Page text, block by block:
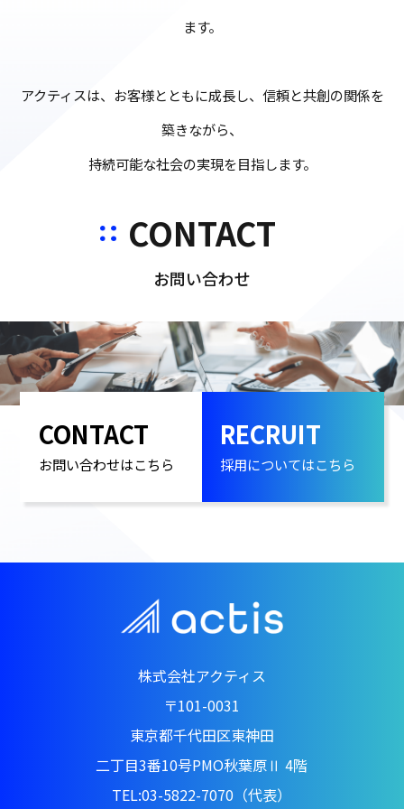
ます。
アクティスは、お客様とともに成長し、信頼と共創の関係を
築きながら、
持続可能な社会の実現を目指します。
CONTACT
お問い合わせ
CONTACT
お問い合わせはこちら
RECRUIT
採用についてはこちら
株式会社アクティス
〒101-0031
東京都千代田区東神田
二丁目3番10号PMO秋葉原Ⅱ 4階
TEL:03-5822-7070（代表）